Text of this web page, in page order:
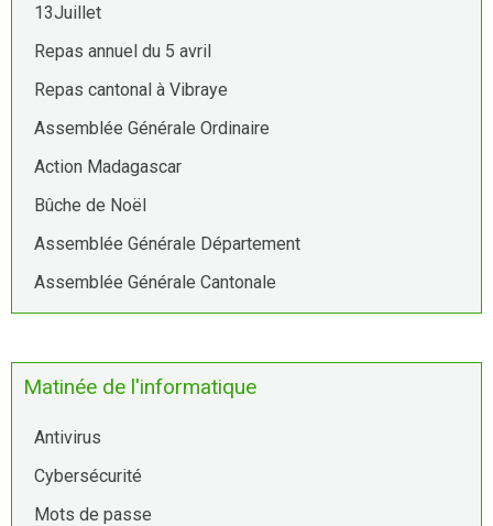
13Juillet
Repas annuel du 5 avril
Repas cantonal à Vibraye
Assemblée Générale Ordinaire
Action Madagascar
Bûche de Noël
Assemblée Générale Département
Assemblée Générale Cantonale
Matinée de l'informatique
Antivirus
Cybersécurité
Mots de passe